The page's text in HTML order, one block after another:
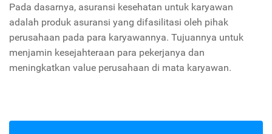
Pada dasarnya, asuransi kesehatan untuk karyawan
adalah produk asuransi yang difasilitasi oleh pihak
perusahaan pada para karyawannya. Tujuannya untuk
menjamin kesejahteraan para pekerjanya dan
meningkatkan value perusahaan di mata karyawan.